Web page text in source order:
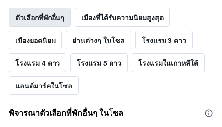
ตัวเลือกที่พักอื่นๆ เมืองที่ได้รับความนิยมสูงสุด
เมืองยอดนิยม ย่านต่างๆ ในโซล โรงแรม 3 ดาว
โรงแรม 4 ดาว โรงแรม 5 ดาว โรงแรมในเกาหลีใต้
แลนด์มาร์คในโซล
พิจารณาตัวเลือกที่พักอื่นๆ ในโซล